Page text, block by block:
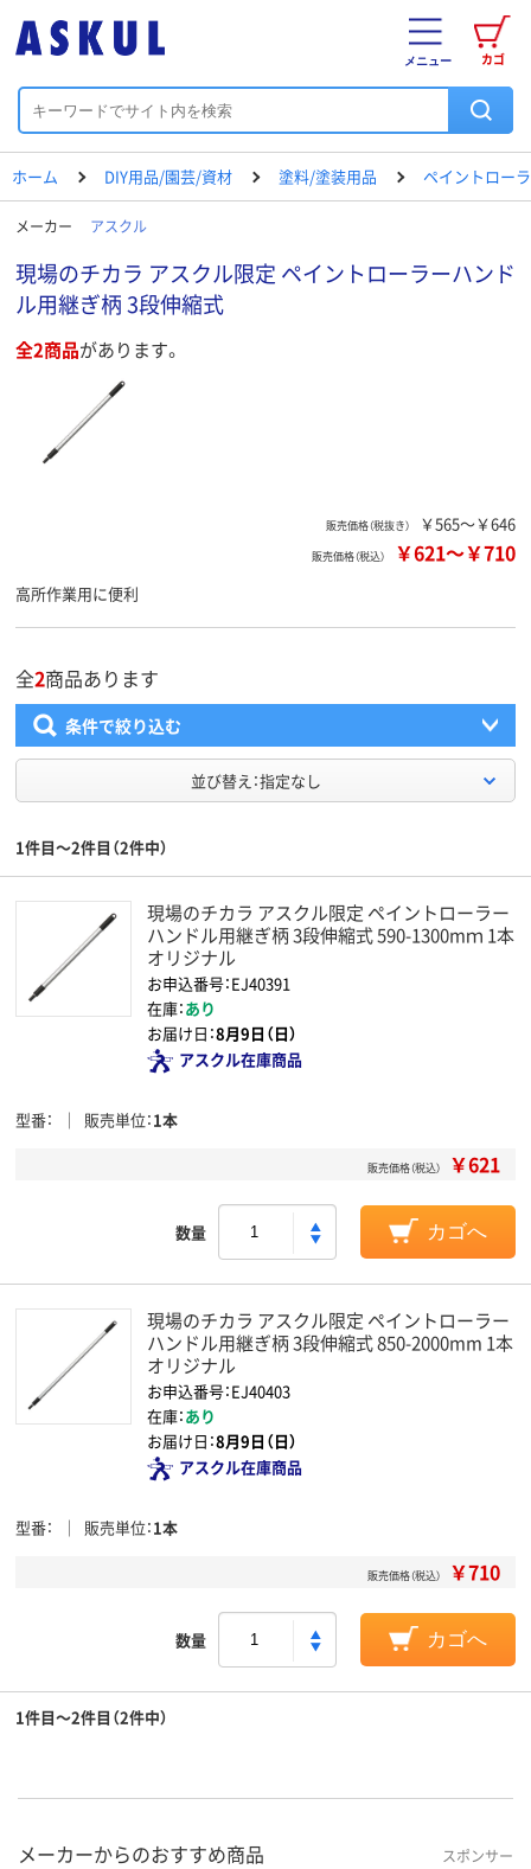
カゴ
メニュー
ホーム DIY用品/園芸/資材 塗料/塗装用品 ペイントロー
メーカー アスクル
現場のチカラ アスクル限定 ペイントローラーハンド
ル用継ぎ柄 3段伸縮式
全2商品があります。
販売価格（税抜き） ￥565～￥646
販売価格（税込） ￥621～￥710
高所作業用に便利
全2商品あります
条件で絞り込む
並び替え：指定なし
1件目～2件目（2件中）
現場のチカラ アスクル限定 ペイントローラー
ハンドル用継ぎ柄 3段伸縮式 590-1300mｍ 1本
オリジナル
お申込番号：EJ40391
在庫：あり
お届け日：8月9日（日）
アスクル在庫商品
型番 販売単位 1本
販売価格（税込） ￥621
数量 カゴへ
現場のチカラ アスクル限定 ペイントローラー
ハンドル用継ぎ柄 3段伸縮式 850-2000mm 1本
オリジナル
お申込番号：EJ40403
在庫：あり
お届け日：8月9日（日）
アスクル在庫商品
型番 販売単位 1本
販売価格（税込） ￥710
数量 カゴへ
1件目～2件目（2件中）
メーカーからのおすすめ商品 スポンサー